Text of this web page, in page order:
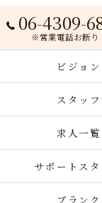
06-4309-
※営業電話お断り
ビジョン
スタッフ
求人一覧
サポートス
ブランク